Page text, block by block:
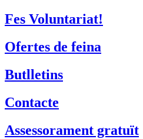
Fes Voluntariat!
Ofertes de feina
Butlletins
Contacte
Assessorament gratuït